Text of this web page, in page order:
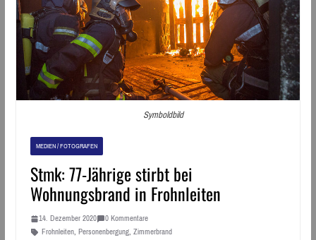
Symboldbild
MEDIEN / FOTOGRAFEN
Stmk: 77-Jährige stirbt bei
Wohnungsbrand in Frohnleiten
14. Dezember 2020
0 Kommentare
Frohnleiten, Personenbergung, Zimmerbrand